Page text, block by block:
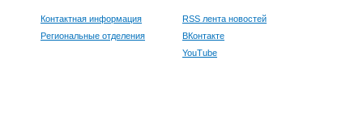
Контактная информация
Региональные отделения
RSS лента новостей
ВКонтакте
YouTube